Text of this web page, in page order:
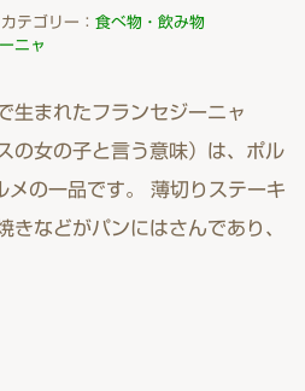
カテゴリー： 食べ物・飲み物
ニャ
生まれたフランセジーニャ
の女の子と言う意味）は、ポル
メの一品です。 薄切りステーキ
きなどがパンにはさんであり、